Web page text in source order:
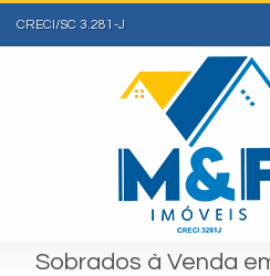
CRECI/SC 3.281-J
Sobrados à Venda